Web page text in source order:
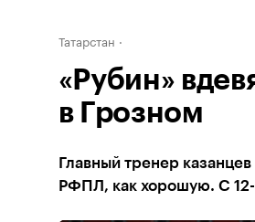
Татарстан
«Рубин»
в Грозном
Главный тренер
РФПЛ, как хорошую. С 12-